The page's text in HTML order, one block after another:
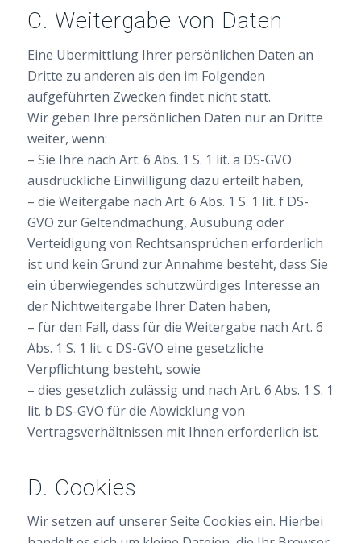
C. Weitergabe von Daten
Eine Übermittlung Ihrer persönlichen Daten an
Dritte zu anderen als den im Folgenden
aufgeführten Zwecken findet nicht statt.
Wir geben Ihre persönlichen Daten nur an Dritte
weiter, wenn:
– Sie Ihre nach Art. 6 Abs. 1 S. 1 lit. a DS-GVO
ausdrückliche Einwilligung dazu erteilt haben,
– die Weitergabe nach Art. 6 Abs. 1 S. 1 lit. f DS-
GVO zur Geltendmachung, Ausübung oder
Verteidigung von Rechtsansprüchen erforderlich
ist und kein Grund zur Annahme besteht, dass Sie
ein überwiegendes schutzwürdiges Interesse an
der Nichtweitergabe Ihrer Daten haben,
– für den Fall, dass für die Weitergabe nach Art. 6
Abs. 1 S. 1 lit. c DS-GVO eine gesetzliche
Verpflichtung besteht, sowie
– dies gesetzlich zulässig und nach Art. 6 Abs. 1 S. 1
lit. b DS-GVO für die Abwicklung von
Vertragsverhältnissen mit Ihnen erforderlich ist.
D. Cookies
Wir setzen auf unserer Seite Cookies ein. Hierbei